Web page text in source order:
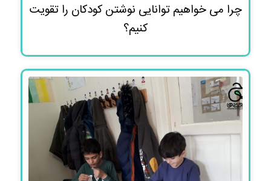
چرا می خواهیم توانایی نوشتن کودکان را تقویت
کنیم؟